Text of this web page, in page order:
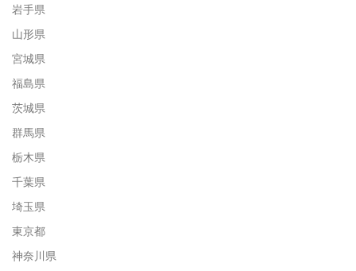
岩手県
山形県
宮城県
福島県
茨城県
群馬県
栃木県
千葉県
埼玉県
東京都
神奈川県